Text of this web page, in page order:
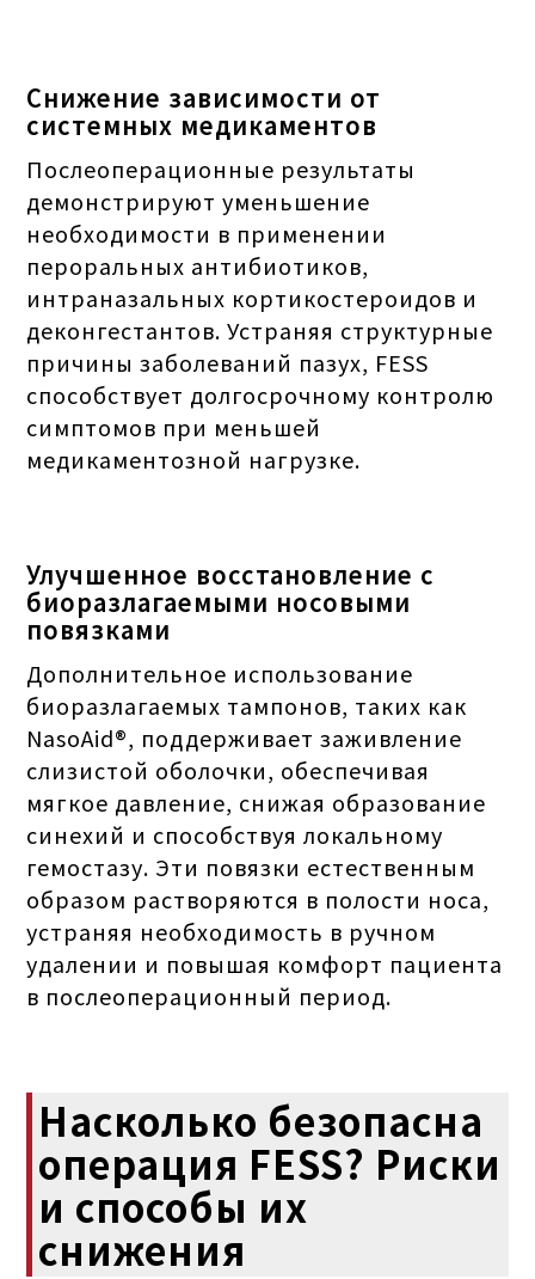
Снижение зависимости от
системных медикаментов
Послеоперационные результаты
демонстрируют уменьшение
необходимости в применении
пероральных антибиотиков,
интраназальных кортикостероидов и
деконгестантов. Устраняя структурные
причины заболеваний пазух, FESS
способствует долгосрочному контролю
симптомов при меньшей
медикаментозной нагрузке.
Улучшенное восстановление с
биоразлагаемыми носовыми
повязками
Дополнительное использование
биоразлагаемых тампонов, таких как
NasoAid®, поддерживает заживление
слизистой оболочки, обеспечивая
мягкое давление, снижая образование
синехий и способствуя локальному
гемостазу. Эти повязки естественным
образом растворяются в полости носа,
устраняя необходимость в ручном
удалении и повышая комфорт пациента
в послеоперационный период.
Насколько безопасна
операция FESS? Риски
и способы их
снижения